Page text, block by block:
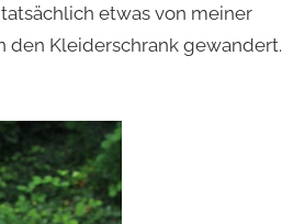
etwas von meiner
den Kleiderschrank gewandert.